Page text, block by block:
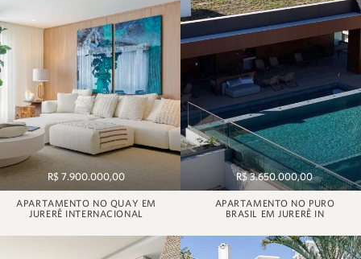
R$ 7.900.000,00
APARTAMENTO NO QUAY EM
JURERÊ INTERNACIONAL
R$ 3.650.000,00
APARTAMENTO NO PURO
BRASIL EM JURERÊ IN